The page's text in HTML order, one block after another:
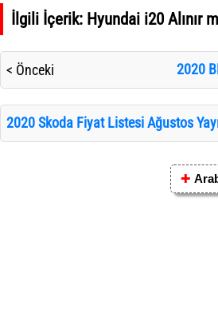
İlgili İçerik: Hyundai i20 Alınır
< Önceki 2020
2020 Skoda Fiyat Listesi Ağustos
✚